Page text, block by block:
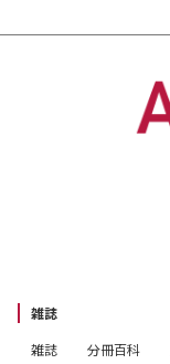
雑誌
雑誌
分冊百科